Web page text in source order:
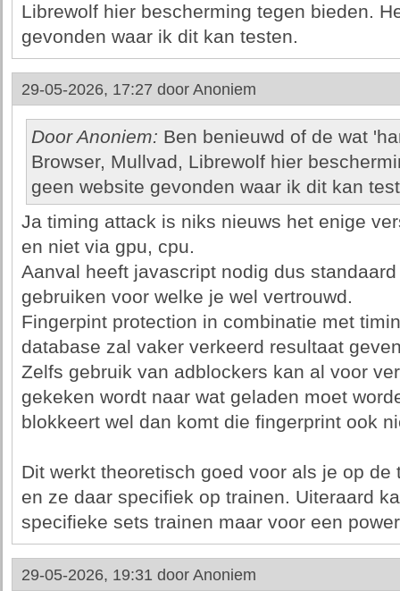
Librewolf hier bescherming tegen bieden.
gevonden waar ik dit kan testen.
29-05-2026, 17:27 door Anoniem
Door Anoniem: Ben benieuwd of de wat
Browser, Mullvad, Librewolf hier
geen website gevonden waar ik dit kan
Ja timing attack is niks nieuws het enige
en niet via gpu, cpu.
Aanval heeft javascript nodig dus
gebruiken voor welke je wel vertrouwd.
Fingerpint protection in combinatie met
database zal vaker verkeerd resultaat
Zelfs gebruik van adblockers kan al voor
gekeken wordt naar wat geladen moet
blokkeert wel dan komt die fingerprint ook
Dit werkt theoretisch goed voor als je op
en ze daar specifiek op trainen. Uiteraard
specifieke sets trainen maar voor een
29-05-2026, 19:31 door Anoniem